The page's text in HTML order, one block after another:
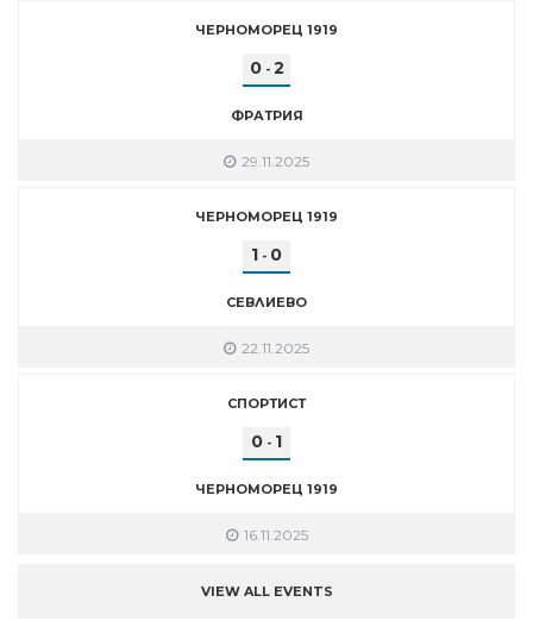
ЧЕРНОМОРЕЦ 1919
0- 2
ФРАТРИЯ
29.11.2025
ЧЕРНОМОРЕЦ 1919
1 - 0
СЕВЛИЕВО
22.11.2025
СПОРТИСТ
0 - 1
ЧЕРНОМОРЕЦ 1919
16.11.2025
VIEW ALL EVENTS